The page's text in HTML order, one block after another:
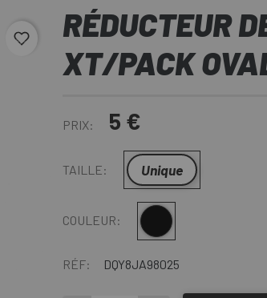
favorite_borderRÉDUCTEUR
XT/PACK
PRIX: 5 €
TAILLE: Unique
COULEUR: Multi
RÉF: DQY8JA98025